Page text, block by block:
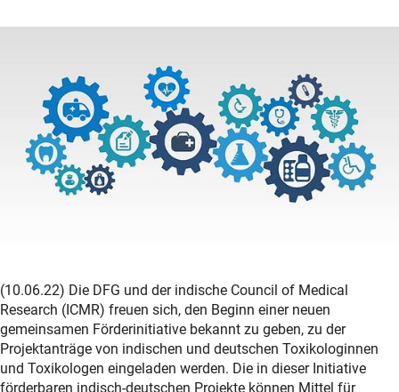
(10.06.22) Die DFG und der indische Council of Medical
Research (ICMR) freuen sich, den Beginn einer neuen
gemeinsamen Förderinitiative bekannt zu geben, zu der
Projektanträge von indischen und deutschen Toxikologinnen
und Toxikologen eingeladen werden. Die in dieser Initiative
förderbaren indisch-deutschen Projekte können Mittel für